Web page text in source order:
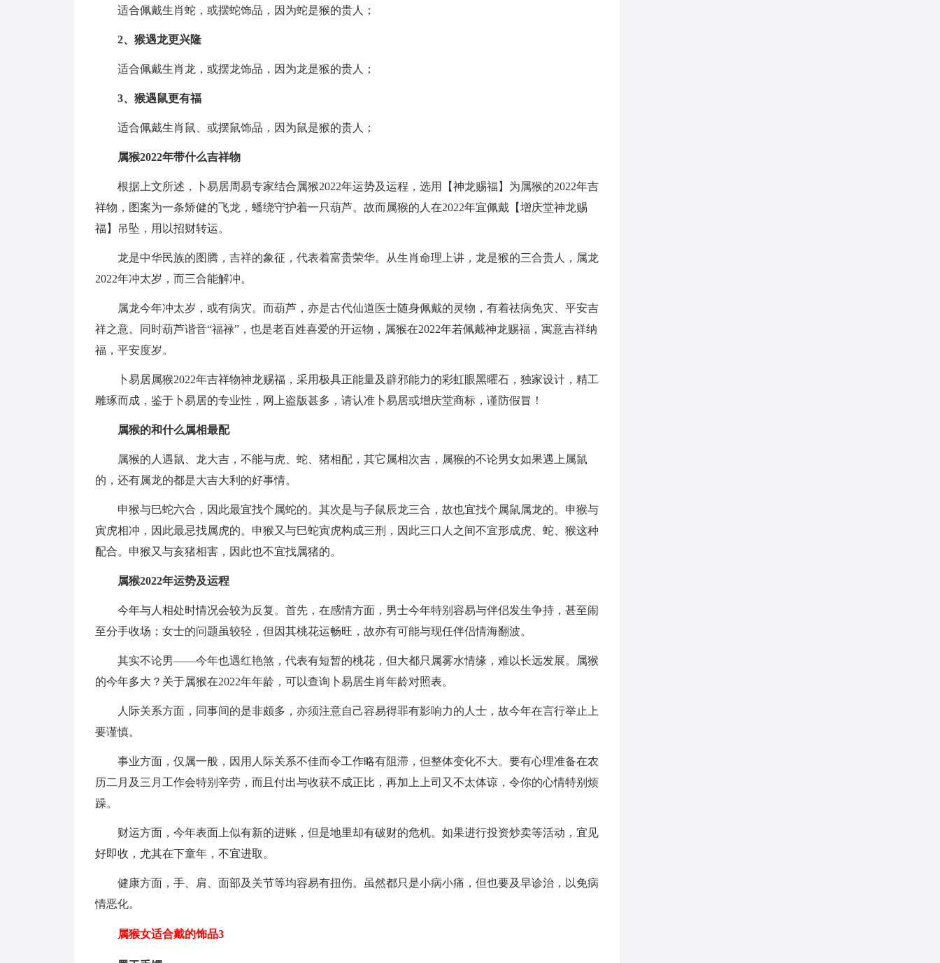
适合佩戴生肖蛇，或摆蛇饰品，因为蛇是猴的贵人；
2、猴遇龙更兴隆
适合佩戴生肖龙，或摆龙饰品，因为龙是猴的贵人；
3、猴遇鼠更有福
适合佩戴生肖鼠、或摆鼠饰品，因为鼠是猴的贵人；
属猴2022年带什么吉祥物
根据上文所述，卜易居周易专家结合属猴2022年运势及运程，选用【神龙赐福】为属猴的2022年吉
祥物，图案为一条矫健的飞龙，蟠绕守护着一只葫芦。故而属猴的人在2022年宜佩戴【增庆堂神龙赐
福】吊坠，用以招财转运。
龙是中华民族的图腾，吉祥的象征，代表着富贵荣华。从生肖命理上讲，龙是猴的三合贵人，属龙
2022年冲太岁，而三合能解冲。
属龙今年冲太岁，或有病灾。而葫芦，亦是古代仙道医士随身佩戴的灵物，有着祛病免灾、平安吉
祥之意。同时葫芦谐音“福禄”，也是老百姓喜爱的开运物，属猴在2022年若佩戴神龙赐福，寓意吉祥纳
福，平安度岁。
卜易居属猴2022年吉祥物神龙赐福，采用极具正能量及辟邪能力的彩虹眼黑曜石，独家设计，精工
雕琢而成，鉴于卜易居的专业性，网上盗版甚多，请认准卜易居或增庆堂商标，谨防假冒！
属猴的和什么属相最配
属猴的人遇鼠、龙大吉，不能与虎、蛇、猪相配，其它属相次吉，属猴的不论男女如果遇上属鼠
的，还有属龙的都是大吉大利的好事情。
申猴与巳蛇六合，因此最宜找个属蛇的。其次是与子鼠辰龙三合，故也宜找个属鼠属龙的。申猴与
寅虎相冲，因此最忌找属虎的。申猴又与巳蛇寅虎构成三刑，因此三口人之间不宜形成虎、蛇、猴这种
配合。申猴又与亥猪相害，因此也不宜找属猪的。
属猴2022年运势及运程
今年与人相处时情况会较为反复。首先，在感情方面，男士今年特别容易与伴侣发生争持，甚至闹
至分手收场；女士的问题虽较轻，但因其桃花运畅旺，故亦有可能与现任伴侣情海翻波。
其实不论男——今年也遇红艳煞，代表有短暂的桃花，但大都只属雾水情缘，难以长远发展。属猴
的今年多大？关于属猴在2022年年龄，可以查询卜易居生肖年龄对照表。
人际关系方面，同事间的是非颇多，亦须注意自己容易得罪有影响力的人士，故今年在言行举止上
要谨慎。
事业方面，仅属一般，因用人际关系不佳而令工作略有阻滞，但整体变化不大。要有心理准备在农
历二月及三月工作会特别辛劳，而且付出与收获不成正比，再加上上司又不太体谅，令你的心情特别烦
躁。
财运方面，今年表面上似有新的进账，但是地里却有破财的危机。如果进行投资炒卖等活动，宜见
好即收，尤其在下童年，不宜进取。
健康方面，手、肩、面部及关节等均容易有扭伤。虽然都只是小病小痛，但也要及早诊治，以免病
情恶化。
属猴女适合戴的饰品3